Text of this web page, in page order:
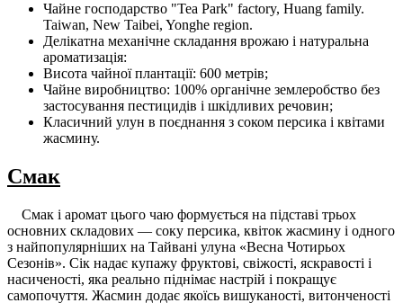
Чайне господарство "Tea Park" factory, Huang family.
Taiwan, New Taibei, Yonghe region.
Делікатна механічне складання врожаю і натуральна
ароматизація:
Висота чайної плантації: 600 метрів;
Чайне виробництво: 100% органічне землеробство без
застосування пестицидів і шкідливих речовин;
Класичний улун в поєднання з соком персика і квітами
жасмину.
Смак
Смак і аромат цього чаю формується на підставі трьох
основних складових — соку персика, квіток жасмину і одного
з найпопулярніших на Тайвані улуна «Весна Чотирьох
Сезонів». Сік надає купажу фруктові, свіжості, яскравості і
насиченості, яка реально піднімає настрій і покращує
самопочуття. Жасмин додає якоїсь вишуканості, витонченості